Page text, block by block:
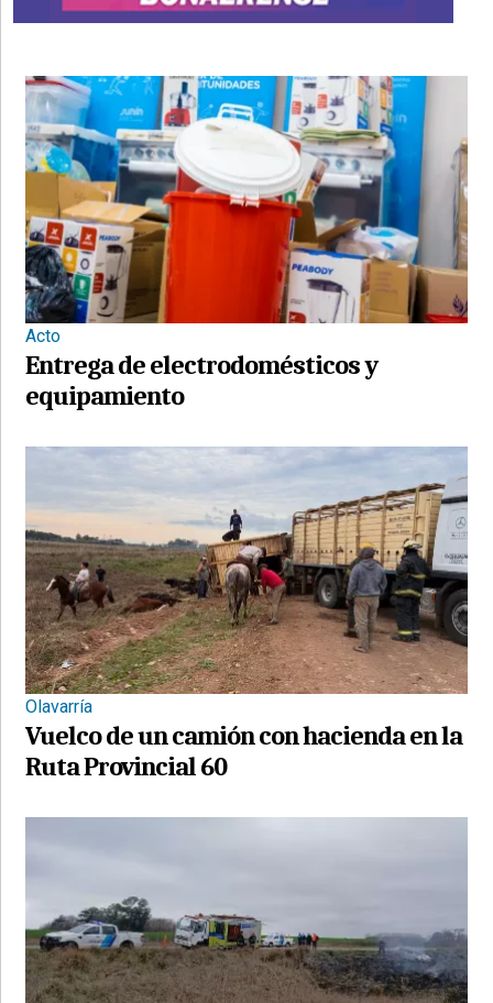
Acto
Entrega de electrodomésticos y
equipamiento
Olavarría
Vuelco de un camión con hacienda en la
Ruta Provincial 60